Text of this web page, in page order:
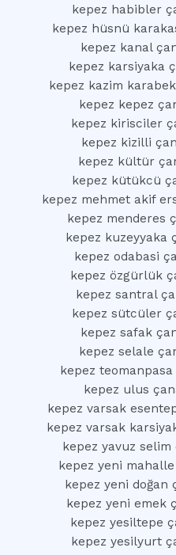
kepez habibler
kepez hüsnü
kepez kanal
kepez karsiyaka
kepez kazim
kepez kepez
kepez kirisciler
kepez kizilli
kepez kültür
kepez kütükcü
kepez mehmet akif
kepez menderes
kepez kuzeyyaka
kepez odabasi
kepez özgürlük
kepez santral
kepez sütcüler
kepez safak
kepez selale
kepez
kepez ulus
kepez varsak
kepez varsak
kepez yavuz
kepez yeni
kepez yeni doğan
kepez yeni emek
kepez yesiltepe
kepez yesilyurt